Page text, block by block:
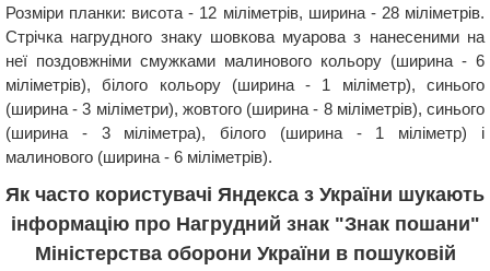
Розміри планки: висота - 12 міліметрів, ширина - 28 міліметрів.
Стрічка нагрудного знаку шовкова муарова з нанесеними на
неї поздовжніми смужками малинового кольору (ширина - 6
міліметрів), білого кольору (ширина - 1 міліметр), синього
(ширина - 3 міліметри), жовтого (ширина - 8 міліметрів), синього
(ширина - 3 міліметра), білого (ширина - 1 міліметр) і
малинового (ширина - 6 міліметрів).
Як часто користувачі Яндекса з України шукають
інформацію про Нагрудний знак "Знак пошани"
Міністерства оборони України в пошуковій